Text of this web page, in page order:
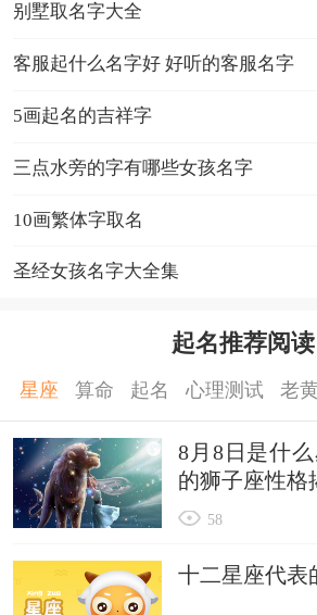
别墅取名字大全
客服起什么名字好 好听的客服名字
5画起名的吉祥字
三点水旁的字有哪些女孩名字
10画繁体字取名
圣经女孩名字大全集
起名推荐阅读
星座 算命 起名 心理测试 老
8月8日是什
的狮子座性格
58
十二星座代表